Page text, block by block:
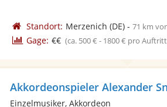
Standort: Merzenich (DE)- 71 km
Gage: €€ (ca. 500 € - 1800 € pro
Akkordeonspieler Alexander
Einzelmusiker, Akkordeon